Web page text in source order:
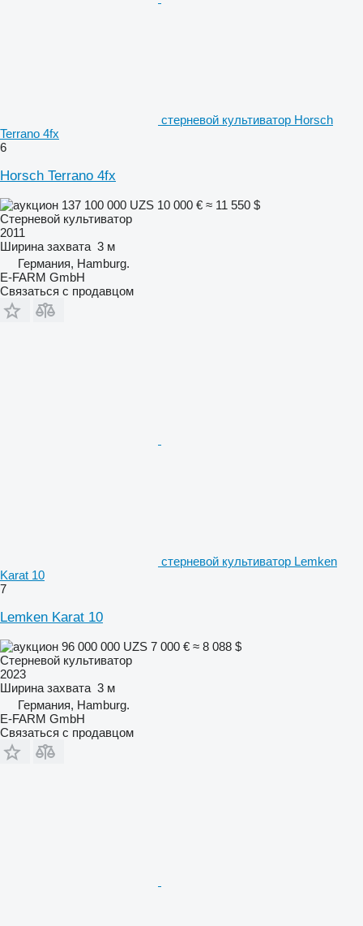
стерневой культиватор Horsch
Terrano 4fx
6
Horsch Terrano 4fx
137 100 000 UZS 10 000 € ≈ 11 550 $
Стерневой культиватор
2011
Ширина захвата 3 м
Германия, Hamburg.
E-FARM GmbH
Связаться с продавцом
стерневой культиватор Lemken
Karat 10
7
Lemken Karat 10
96 000 000 UZS 7 000 € ≈ 8 088 $
Стерневой культиватор
2023
Ширина захвата 3 м
Германия, Hamburg.
E-FARM GmbH
Связаться с продавцом